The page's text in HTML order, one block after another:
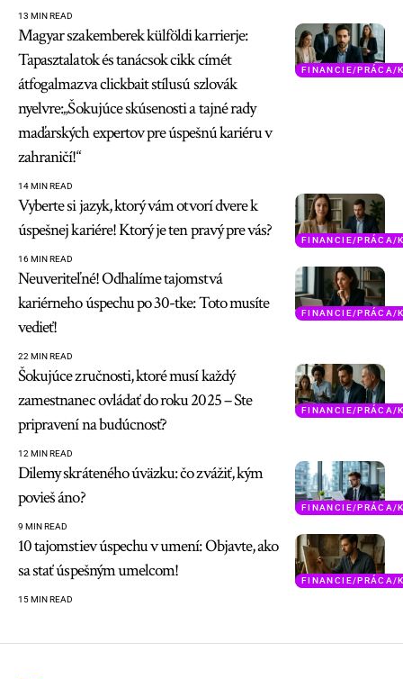
13 MIN READ
FINANCIE/PRÁCA/
Magyar szakemberek külföldi karrierje:
Tapasztalatok és tanácsok cikk címét
átfogalmazva clickbait stílusú szlovák
nyelvre:„Šokujúce skúsenosti a tajné rady
maďarských expertov pre úspešnú kariéru v
zahraničí!“
14 MIN READ
FINANCIE/PRÁCA/
Vyberte si jazyk, ktorý vám otvorí dvere k
úspešnej kariére! Ktorý je ten pravý pre vás?
16 MIN READ
FINANCIE/PRÁCA/
Neuveriteľné! Odhalíme tajomstvá
kariérneho úspechu po 30-tke: Toto musíte
vedieť!
22 MIN READ
FINANCIE/PRÁCA/
Šokujúce zručnosti, ktoré musí každý
zamestnanec ovládať do roku 2025 – Ste
pripravení na budúcnosť?
12 MIN READ
FINANCIE/PRÁCA/
Dilemy skráteného úväzku: čo zvážiť, kým
povieš áno?
9 MIN READ
FINANCIE/PRÁCA/
10 tajomstiev úspechu v umení: Objavte, ako
sa stať úspešným umelcom!
15 MIN READ